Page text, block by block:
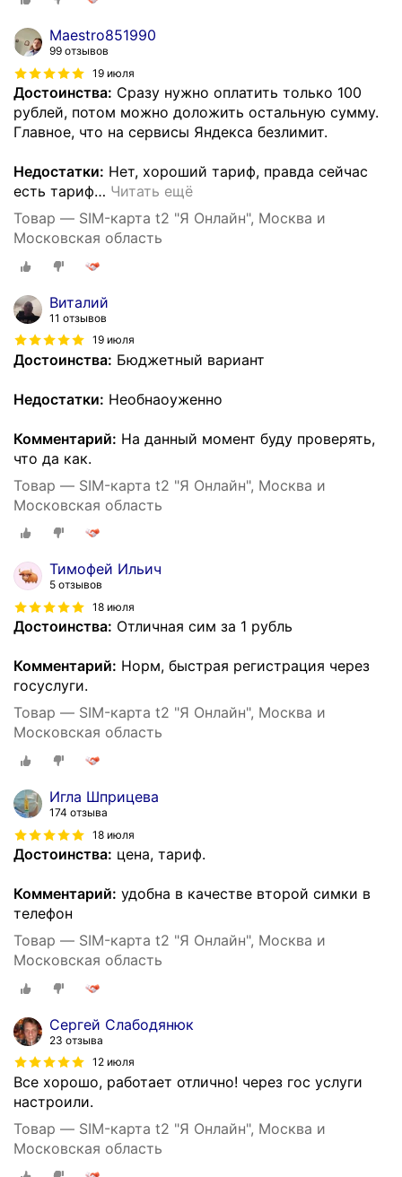
Maestro851990
99 отзывов
19 июля
Достоинства: Сразу нужно оплатить только 100
рублей, потом можно доложить остальную сумму.
Главное, что на сервисы Яндекса безлимит.
Недостатки: Нет, хороший тариф, правда сейчас
есть тариф… Читать ещё
Товар — SIM-карта t2 "Я Онлайн", Москва и
Московская область
Виталий
11 отзывов
19 июля
Достоинства: Бюджетный вариант
Недостатки: Необнаоуженно
Комментарий: На данный момент буду проверять,
что да как.
Товар — SIM-карта t2 "Я Онлайн", Москва и
Московская область
Тимофей Ильич
5 отзывов
18 июля
Достоинства: Отличная сим за 1 рубль
Комментарий: Норм, быстрая регистрация через
госуслуги.
Товар — SIM-карта t2 "Я Онлайн", Москва и
Московская область
Игла Шприцева
174 отзыва
18 июля
Достоинства: цена, тариф.
Комментарий: удобна в качестве второй симки в
телефон
Товар — SIM-карта t2 "Я Онлайн", Москва и
Московская область
Сергей Слабодянюк
23 отзыва
12 июля
Все хорошо, работает отлично! через гос услуги
настроили.
Товар — SIM-карта t2 "Я Онлайн", Москва и
Московская область